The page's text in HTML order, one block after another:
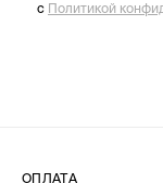
с Политикой
ОПЛАТА